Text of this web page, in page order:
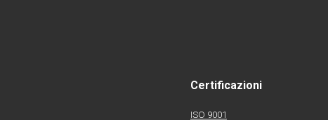
Certificazioni
ISO 9001